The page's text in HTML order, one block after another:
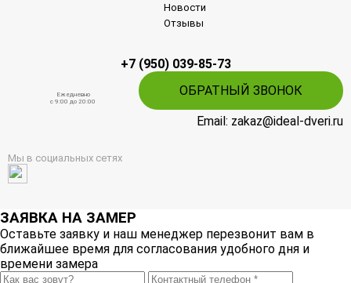
Новости
Отзывы
+7 (950) 039-85-73
Ежедневно
c 9:00 до 20:00
ОБРАТНЫЙ ЗВОНОК
Email: zakaz@ideal-dveri.ru
Мы в социальных сетях
ЗАЯВКА НА ЗАМЕР
Оставьте заявку и наш менеджер перезвонит вам в
ближайшее время для согласования удобного дня и
времени замера